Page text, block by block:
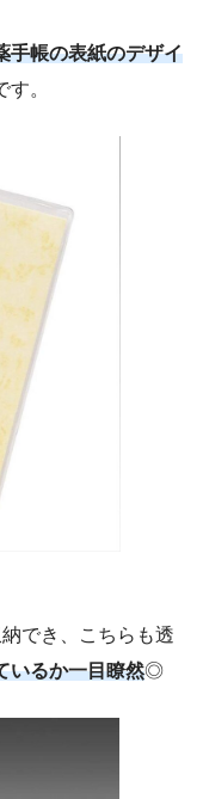
手帳の表紙のデザイ
す。
でき、こちらも透
いるか一目瞭然◎